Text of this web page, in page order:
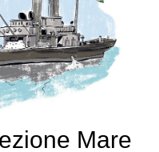
Mare